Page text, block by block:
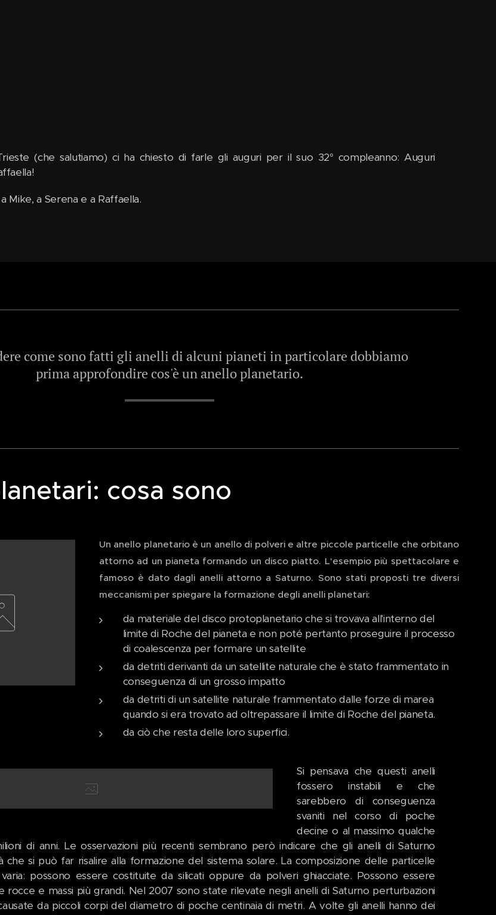
(che salutiamo) ci ha chiesto di farle gli auguri per il suo 32° compleanno: Auguri
Mike, a Serena e a Raffaella.
come sono fatti gli anelli di alcuni pianeti in particolare dobbiamo
prima approfondire cos'è un anello planetario.
cosa sono
Un anello planetario è un anello di polveri e altre piccole particelle che orbitano
attorno ad un pianeta formando un disco piatto. L'esempio più spettacolare e
famoso è dato dagli anelli attorno a Saturno. Sono stati proposti tre diversi
meccanismi per spiegare la formazione degli anelli planetari:
da materiale del disco protoplanetario che si trovava all'interno del
limite di Roche del pianeta e non poté pertanto proseguire il processo
di coalescenza per formare un satellite
da detriti derivanti da un satellite naturale che è stato frammentato in
conseguenza di un grosso impatto
da detriti di un satellite naturale frammentato dalle forze di marea
quando si era trovato ad oltrepassare il limite di Roche del pianeta.
da ciò che resta delle loro superfici.
Si pensava che questi anelli
fossero instabili e che
sarebbero di conseguenza
svaniti nel corso di poche
decine o al massimo qualche
di anni. Le osservazioni più recenti sembrano però indicare che gli anelli di Saturno
che si può far risalire alla formazione del sistema solare. La composizione delle particelle
possono essere costituite da silicati oppure da polveri ghiacciate. Possono essere
rocce e massi più grandi. Nel 2007 sono state rilevate negli anelli di Saturno perturbazioni
da piccoli corpi del diametro di poche centinaia di metri. A volte gli anelli hanno dei